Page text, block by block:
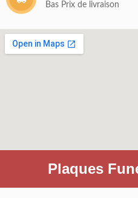
Bas Prix de livraison
Plaques